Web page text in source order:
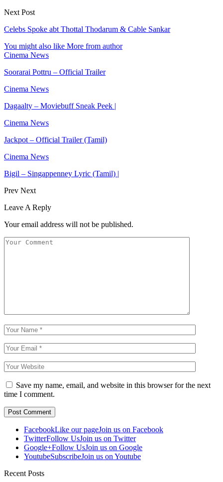
Next Post
Celebs Spoke abt Thottal Thodarum & Cable Sankar
You might also like More from author
Cinema News
Soorarai Pottru – Official Trailer
Cinema News
Dagaalty – Moviebuff Sneak Peek |
Cinema News
Jackpot – Official Trailer (Tamil)
Cinema News
Bigil – Singappenney Lyric (Tamil) |
Prev Next
Leave A Reply
Your email address will not be published.
Save my name, email, and website in this browser for the next
time I comment.
FacebookLike our pageJoin us on Facebook
TwitterFollow UsJoin us on Twitter
Google+Follow UsJoin us on Google
YoutubeSubscribeJoin us on Youtube
Recent Posts